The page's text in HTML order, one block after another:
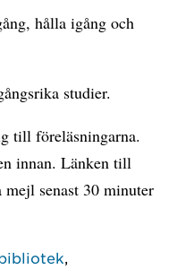
hålla igång och
studier.
till föreläsningarna.
innan. Länken till
senast 30 minuter